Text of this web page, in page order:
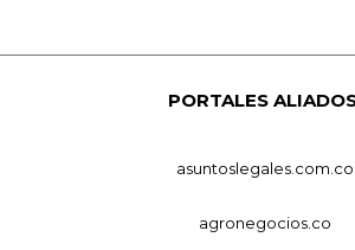
PORTALES
asuntoslegales.com.co
agronegocios.co